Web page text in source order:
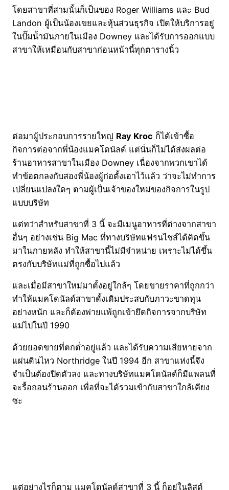
โดยสาขาที่สามนั้นก็เป็นของ Roger Williams และ Bud
Landon ผู้เป็นน้องเขยและหุ้นส่วนธุรกิจ เปิดให้บริการอยู่
ในปั๊มน้ำมันภายในเมือง Downey และได้รับการออกแบบ
สาขาให้เหมือนกับสาขาก่อนหน้านี้ทุกตารางนิ้ว
ต่อมาผู้ประกอบการรายใหญ่ Ray Kroc ก็ได้เข้าซื้อ
กิจการต่อจากพี่น้องแมคโดนัลด์ แต่นั่นก็ไม่ได้ส่งผลต่อ
ร้านอาหารสาขาในเมือง Downey เนื่องจากพวกเขาได้
ทำข้อตกลงกับสองพี่น้องผู้ก่อตั้งเอาไว้แล้ว ว่าจะไม่ทำการ
เปลี่ยนแปลงใดๆ ตามผู้เป็นเจ้าของใหม่ของกิจการในรูป
แบบบริษัท
แต่ทว่าสำหรับสาขาที่ 3 นี้ จะมีเมนูอาหารที่ต่างจากสาขา
อื่นๆ อย่างเช่น Big Mac ที่ทางบริษัทแฟรนไชส์ได้คิดขึ้น
มาในภายหลัง ทำให้สาขานี้ไม่มีจำหน่าย เพราะไม่ได้ขึ้น
ตรงกับบริษัทแม่ที่ถูกซื้อไปแล้ว
และเมื่อมีสาขาใหม่มาตั้งอยู่ใกล้ๆ โดยขายราคาที่ถูกกว่า
ทำให้แมคโดนัลด์สาขาดั้งเดิมประสบกับภาวะขาดทุน
อย่างหนัก และก็ต้องพ่ายแพ้ถูกเข้ายึดกิจการจากบริษัท
แม่ไปในปี 1990
ด้วยยอดขายที่ตกต่ำอยู่แล้ว และได้รับความเสียหายจาก
แผ่นดินไหว Northridge ในปี 1994 อีก สาขาแห่งนี้จึง
จำเป็นต้องปิดตัวลง และทางบริษัทแมคโดนัลด์ก็มีแพลนที่
จะรื้อถอนร้านออก เพื่อที่จะได้รวมเข้ากับสาขาใกล้เคียง
ซะ
แต่อย่างไรก็ตาม แมคโดนัลด์สาขาที่ 3 นี้ ก็อยู่ในลิสต์